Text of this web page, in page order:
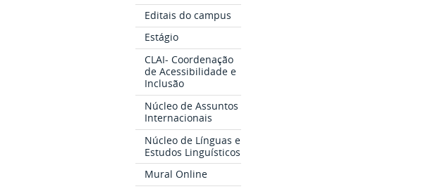
Editais do campus
Estágio
CLAI- Coordenação
de Acessibilidade e
Inclusão
Núcleo de Assuntos
Internacionais
Núcleo de Línguas e
Estudos Linguísticos
Mural Online